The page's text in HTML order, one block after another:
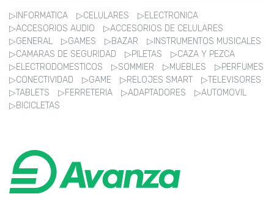
▷INFORMATICA ▷CELULARES
▷ELECTRONICA
▷ACCESORIOS AUDIO
▷ACCESORIOS DE CELULARES
▷GENERAL
▷GAMES ▷BAZAR
▷INSTRUMENTOS MUSICALES
▷CAMARAS DE SEGURIDAD
▷PILETAS
▷CAZA Y PEZCA
▷ELECTRODOMESTICOS
▷SOMMIER ▷MUEBLES
▷PERFUMES
▷CONECTIVIDAD
▷GAME ▷RELOJES SMART
▷TELEVISORES
▷TABLETS
▷FERRETERIA ▷ADAPTADORES
▷AUTOMOVIL
▷BICICLETAS